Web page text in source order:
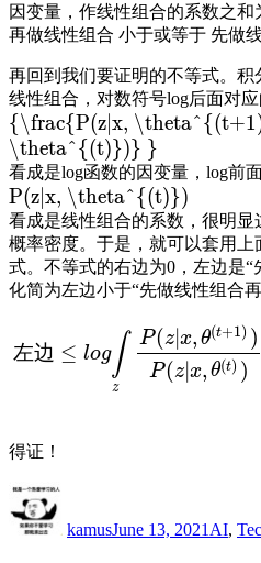
因变量，作线性组合的系数之
再做线性组合 小于或等于 先做
再回到我们要证明的不等式。
线性组合，对数符号log后面对
{\frac{P(z|x,
\theta^{(t)})} }
看成是log函数的因变量，log前
P(z|x, \theta^{(t)})
看成是线性组合的系数，很明
概率密度。于是，就可以套用
式。不等式的右边为0，左边是“
化简为左边小于“先做线性组合再
左边 ≤ log∫
z
P(z|x, θ(t+1) )
P(z|x, θ(t) )
得证！
kamusJune 13, 2021 AI,